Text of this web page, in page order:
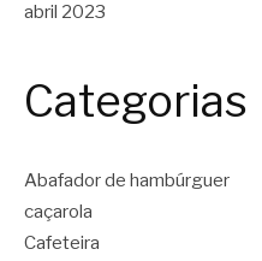
abril 2023
Categorias
Abafador de hambúrguer
caçarola
Cafeteira